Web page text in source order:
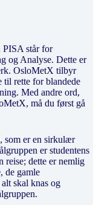
PISA står for
og Analyse. Dette er
OsloMetX tilbyr
til rette for blandede
Med andre ord,
må du først gå
som er en sirkulær
er studentens
reise; dette er nemlig
de gamle
skal knas og